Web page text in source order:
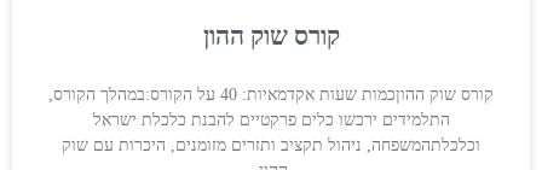
קורס שוק ההון
קורס שוק ההוןכמות שעות אקדמאיות: 40 על הקורס:במהלך הקורס,
התלמידים ירכשו כלים פרקטיים להבנת כלכלת ישראל
וכלכלתהמשפחה, ניהול תקציב ותזרים מזומנים, היכרות עם שוק